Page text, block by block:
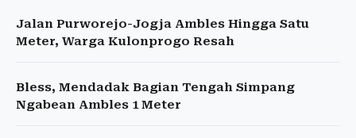
Jalan Purworejo-Jogja Ambles Hingga Satu
Meter, Warga Kulonprogo Resah
Bless, Mendadak Bagian Tengah Simpang
Ngabean Ambles 1 Meter